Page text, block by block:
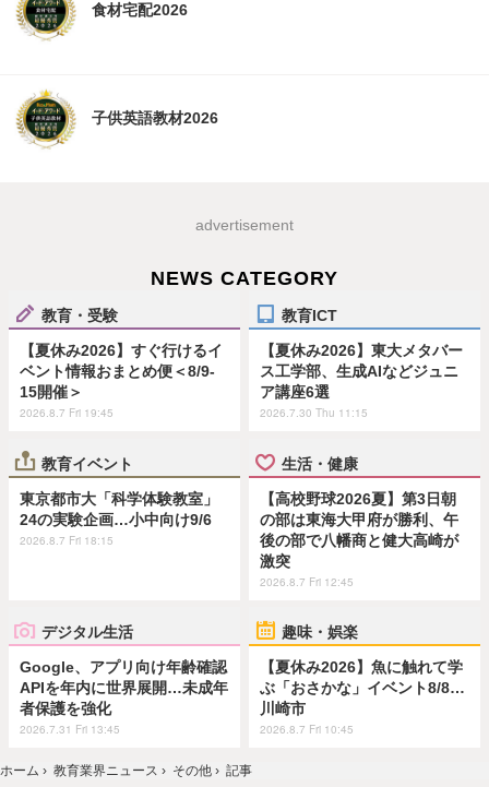
食材宅配2026
子供英語教材2026
advertisement
NEWS CATEGORY
教育・受験
【夏休み2026】すぐ行けるイ
ベント情報おまとめ便＜8/9-
15開催＞
2026.8.7 Fri 19:45
教育ICT
【夏休み2026】東大メタバー
ス工学部、生成AIなどジュニ
ア講座6選
2026.7.30 Thu 11:15
教育イベント
東京都市大「科学体験教室」
24の実験企画…小中向け9/6
2026.8.7 Fri 18:15
生活・健康
【高校野球2026夏】第3日朝
の部は東海大甲府が勝利、午
後の部で八幡商と健大高崎が
激突
2026.8.7 Fri 12:45
デジタル生活
Google、アプリ向け年齢確認
APIを年内に世界展開…未成年
者保護を強化
2026.7.31 Fri 13:45
趣味・娯楽
【夏休み2026】魚に触れて学
ぶ「おさかな」イベント8/8…
川崎市
2026.8.7 Fri 10:45
ホーム › 教育業界ニュース › その他 › 記事